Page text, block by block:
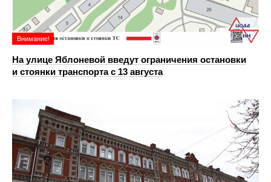
Внимание!
На улице Яблоневой введут ограничения остановки
и стоянки транспорта с 13 августа